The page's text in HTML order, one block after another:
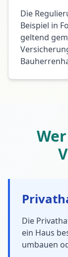
Die
Beispiel in
geltend
Die
ein Haus
umbauen